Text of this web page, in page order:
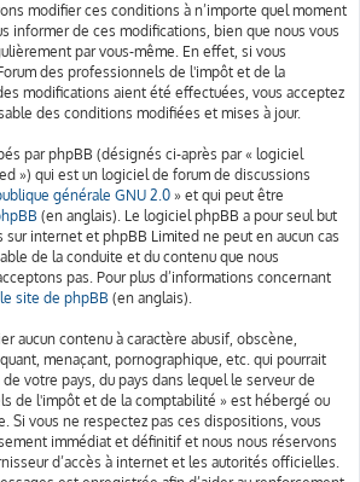
modifier ces conditions à n’importe quel moment
informer de ces modifications, bien que nous vous
par vous-même. En effet, si vous
des professionnels de l'impôt et de la
modifications aient été effectuées, vous acceptez
des conditions modifiées et mises à jour.
par phpBB (désignés ci-après par « logiciel
») qui est un logiciel de forum de discussions
générale GNU 2.0» et qui peut être
(en anglais). Le logiciel phpBB a pour seul but
internet et phpBB Limited ne peut en aucun cas
de la conduite et du contenu que nous
pas. Pour plus d’informations concernant
le site de phpBB (en anglais).
aucun contenu à caractère abusif, obscène,
menaçant, pornographique, etc. qui pourrait
votre pays, du pays dans lequel le serveur de
de l'impôt et de la comptabilité » est hébergé ou
Si vous ne respectez pas ces dispositions, vous
immédiat et définitif et nous nous réservons
d’accès à internet et les autorités officielles.